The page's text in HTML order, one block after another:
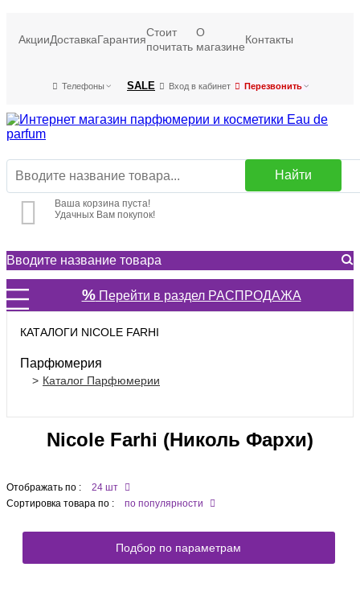
АкцииДоставкаГарантия
Стоит
почитать
О
магазине
Контакты
Телефоны SALE Вход в кабинет Перезвонить
Найти
Ваша корзина пуста!
Удачных Вам покупок!
%Перейти в раздел РАСПРОДАЖА
КАТАЛОГИ NICOLE FARHI
Парфюмерия
Каталог Парфюмерии
Nicole Farhi (Николь Фархи)
Отображать по :
24 шт
Сортировка товара по :
по популярности
Подбор по параметрам